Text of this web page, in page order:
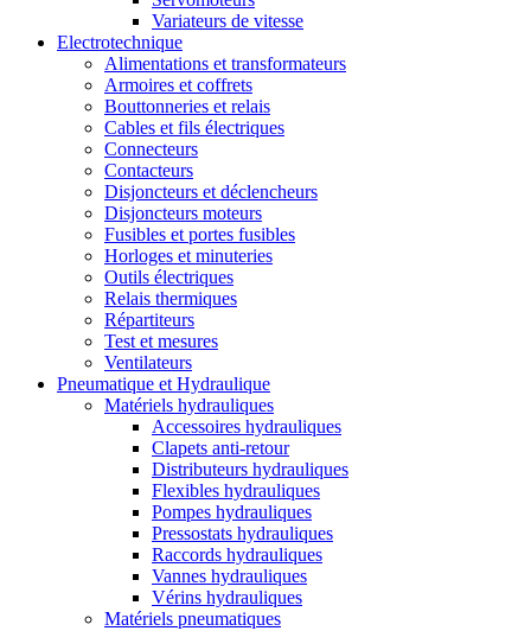
Variateurs de vitesse
Electrotechnique
Alimentations et transformateurs
Armoires et coffrets
Bouttonneries et relais
Cables et fils électriques
Connecteurs
Contacteurs
Disjoncteurs et déclencheurs
Disjoncteurs moteurs
Fusibles et portes fusibles
Horloges et minuteries
Outils électriques
Relais thermiques
Répartiteurs
Test et mesures
Ventilateurs
Pneumatique et Hydraulique
Matériels hydrauliques
Accessoires hydrauliques
Clapets anti-retour
Distributeurs hydrauliques
Flexibles hydrauliques
Pompes hydrauliques
Pressostats hydrauliques
Raccords hydrauliques
Vannes hydrauliques
Vérins hydrauliques
Matériels pneumatiques